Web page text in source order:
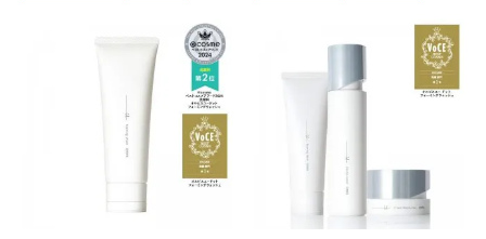
ゴチオネイン）配合＝肌を整え、す
こやかに保つ保湿成分、微生物由来
アミノ酸（エクトイン）配合＝乱れ
た角層にうるおいを与え、肌荒れを
ン、フィトステロールズ、（Ｃ１２
－２０）アルキルグルコシドの組み
合わせが初（2023年4月 Mintel社デ
ータベースによる当社調べ）*2 う
ーストステップのこと*4 細胞間脂
質に類似した構造*5 保湿成分
は、年齢による肌悩み一つ一つを対
処するのではなく、肌で起きている
ことの根本原因に着目。加齢ととも
に現れる年齢サインについて研究を
進めたところ、弾力感のない状態で
ある「ハリのなさ」や、くすみ(*6)
などが現れている状態である「透明
感のなさ」が、大人の肌印象に大き
による肌悩み一つ一つを対処するの
ではなく、肌で起きていることの根
本原因に着目。加齢とともに現れる
年齢サインについて研究を進めたと
リのなさ」や、くすみ(*7)などが現
れている状態である「透明感のな
さ」が、大人の肌印象に大きな影響
を与えていることがわかりました。
そこでオルビスユー ドットシリー